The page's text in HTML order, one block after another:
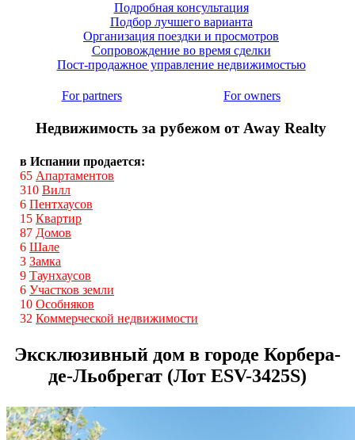
Подробная консультация
Подбор лучшего варианта
Организация поездки и просмотров
Сопровождение во время сделки
Пост-продажное управление недвижимостью
For partners For owners
Недвижимость за рубежом от Away Realty
в Испании продается:
65 Апартаментов
310 Вилл
6 Пентхаусов
15 Квартир
87 Домов
6 Шале
3 Замка
9 Таунхаусов
6 Участков земли
10 Особняков
32 Коммерческой недвижимости
Эксклюзивный дом в городе Корбера-
де-Льобрегат (Лот ESV-3425S)